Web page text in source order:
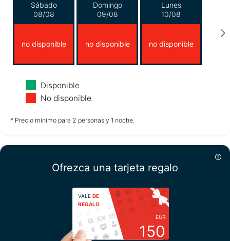
Sábado
08/08
no disponible
Domingo
09/08
no disponible
Lunes
10/08
no disponible
Martes
11/08
no disponible no disponible
14/08
no disponible
Disponible
No disponible
* Precio mínimo para 2 personas y 1 noche.
Ofrezca una tarjeta regalo
VALE DE
REGALO
EUR
150